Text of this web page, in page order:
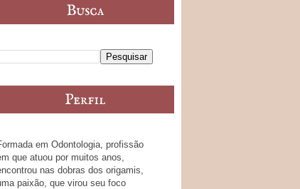
em Odontologia, profissão
que atuou por muitos anos,
nas dobras dos origamis,
paixão, que virou seu foco